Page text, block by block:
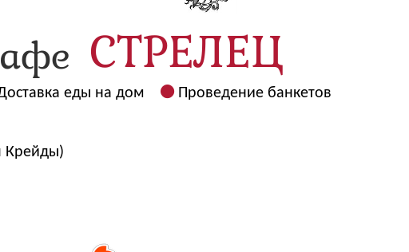
еды на дом Проведение банкетов
Крейды)